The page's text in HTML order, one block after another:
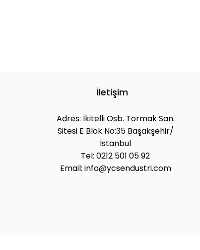
İletişim
Adres: İkitelli Osb. Tormak San.
Sitesi E Blok No:35 Başakşehir/
İstanbul
Tel: 0212 501 05 92
Email: info@ycsendustri.com